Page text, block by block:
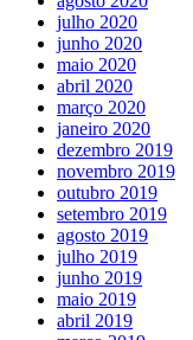
julho 2020
junho 2020
maio 2020
abril 2020
março 2020
janeiro 2020
dezembro 2019
novembro 2019
outubro 2019
setembro 2019
agosto 2019
julho 2019
junho 2019
maio 2019
abril 2019